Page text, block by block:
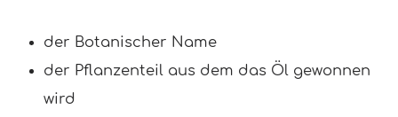
der Botanischer Name
der Pflanzenteil aus dem das Öl gewonnen
wird